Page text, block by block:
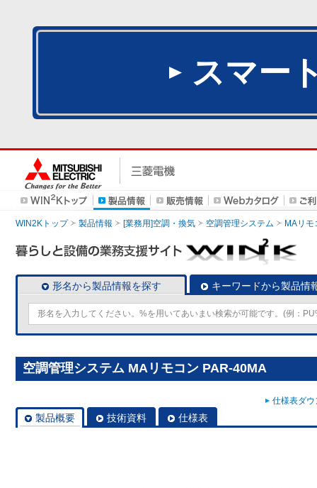
スマー
WIN2Kトップ 製品情報 [業務用]空調・換気 空調管理システム MAリモ
形名から製品情報を探す キーワードから製品情
空調管理システム MAリモコン PAR-40MA
仕様表ダ
製品概要 技術資料 仕様表